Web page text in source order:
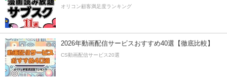
オリコン顧客満足度ランキング
2026年動画配信サービスおすすめ40選【徹底比較】
CS動画配信サービス20選